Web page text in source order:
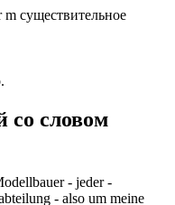
m существительное
словом
- jeder -
- also um meine